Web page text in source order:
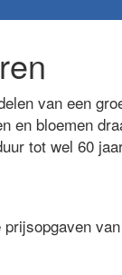
van een
en bloemen
tot wel 60